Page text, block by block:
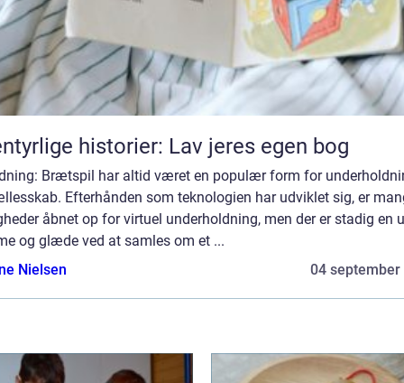
historier: Lav jeres egen bog
Brætspil har altid været en populær form for
Efterhånden som teknologien har udviklet sig, er
åbnet op for virtuel underholdning, men der er stadig en
og glæde ved at samles om et ...
Nielsen
04 september